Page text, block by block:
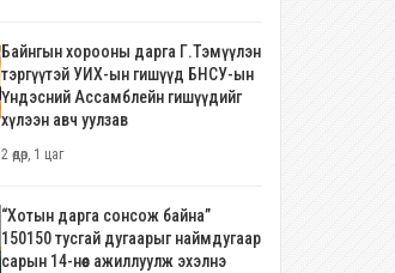
Байнгын хорооны дарга Г.Тэмүүлэн
тэргүүтэй УИХ-ын гишүүд БНСУ-ын
Үндэсний Ассамблейн гишүүдийг
хүлээн авч уулзав
2 өдөр, 1 цаг
“Хотын дарга сонсож байна”
150150 тусгай дугаарыг наймдугаар
сарын 14-нөөс ажиллуулж эхэлнэ